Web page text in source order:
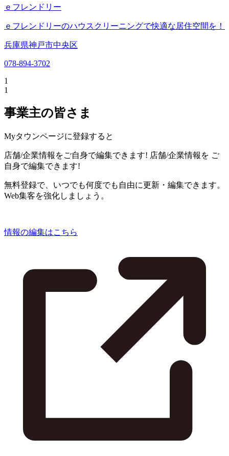
ｅフレンドリー
ｅフレンドリーのハウスクリーニングで快適な居住空間を！
兵庫県神戸市中央区
078-894-3702
1
1
事業主の皆さま
Myタウンページに登録すると
店舗/企業情報をご自身で編集できます! 店舗/企業情報を ご
自身で編集できます!
無料登録で、いつでも何度でも自由に更新・編集できます。
Web集客を強化しましょう。
情報の編集はこちら